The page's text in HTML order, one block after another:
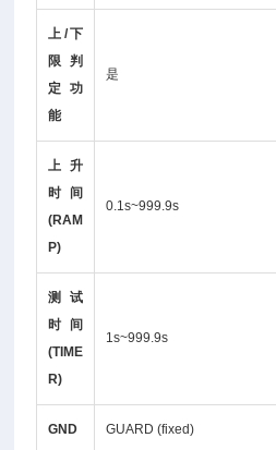
上/下
限判
定功
能
是
上升
时间
(RAM
P)
0.1s~999.9s
测试
时间
(TIME
R)
1s~999.9s
GND GUARD (fixed)